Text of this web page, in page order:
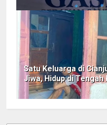
Satu Keluarga di
Jiwa, Hidup di